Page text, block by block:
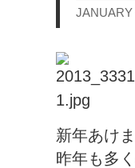
新年あけ
昨年も多